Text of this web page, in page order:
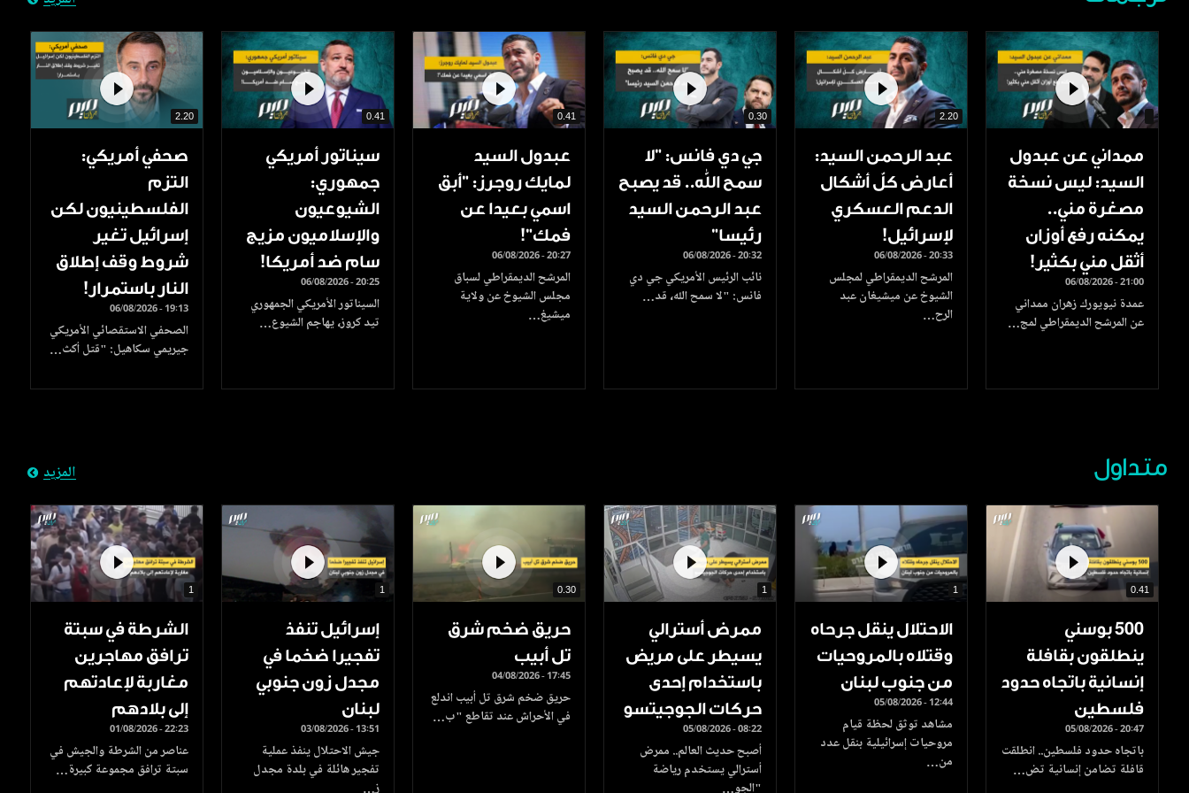
ممداني عن عبدول
السيد: ليس نسخة
مصغرة مني..
يمكنه رفع أوزان
أثقل مني بكثير!
06/08/2026 - 21:00
عمدة نيويورك زهران ممداني
عن المرشح الديمقراطي لمج…
2.20
عبد الرحمن السيد:
أعارض كلّ أشكال
الدعم العسكري
لإسرائيل!
06/08/2026 - 20:33
المرشح الديمقراطي لمجلس
الشيوخ عن ميشيغان عبد
الرح…
0.30
جي دي فانس: ”لا
سمح الله.. قد يصبح
عبد الرحمن السيد
رئيسا”
06/08/2026 - 20:32
نائب الرئيس الأمريكي جي دي
فانس: "لا سمح الله، قد…
0.41
عبدول السيد
لمايك روجرز: "أبق
اسمي بعيدا عن
فمك"!
06/08/2026 - 20:27
المرشح الديمقراطي لسباق
مجلس الشيوخ عن ولاية
ميشيغ…
0.41
سيناتور أمريكي
جمهوري:
الشيوعيون
والإسلاميون مزيج
سام ضد أمريكا!
06/08/2026 - 20:25
السيناتور الأمريكي الجمهوري
تيد كروز، يهاجم الشيوع…
2.20
صحفي أمريكي:
التزم
الفلسطينيون لكن
إسرائيل تغير
شروط وقف إطلاق
النار باستمرار!
06/08/2026 - 19:13
الصحفي الاستقصائي الأمريكي
جيريمي سكاهيل: "قتل أكث…
متداول المزيد
0.41
500 بوسني
ينطلقون بقافلة
إنسانية باتجاه حدود
فلسطين
05/08/2026 - 20:47
باتجاه حدود فلسطين.. انطلقت
قافلة تضامن إنسانية تض…
1
الاحتلال ينقل جرحاه
وقتلاه بالمروحيات
من جنوب لبنان
05/08/2026 - 12:44
مشاهد توثق لحظة قيام
مروحيات إسرائيلية بنقل عدد
من…
1
ممرض أسترالي
يسيطر على مريض
باستخدام إحدى
حركات الجوجيتسو
05/08/2026 - 08:22
أصبح حديث العالم.. ممرض
أسترالي يستخدم رياضة
0.30
حريق ضخم شرق
تل أبيب
04/08/2026 - 17:45
حريق ضخم شرق تل أبيب اندلع
في الأحراش عند تقاطع "ب…
1
إسرائيل تنفذ
تفجيرا ضخما في
مجدل زون جنوبي
لبنان
03/08/2026 - 13:51
جيش الاحتلال ينفذ عملية
تفجير هائلة في بلدة مجدل
1
الشرطة في سبتة
ترافق مهاجرين
مغاربة لإعادتهم
إلى بلادهم
01/08/2026 - 22:23
عناصر من الشرطة والجيش في
سبتة ترافق مجموعة كبيرة…